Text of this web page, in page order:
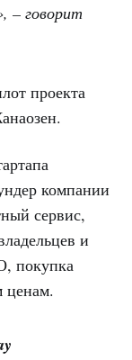
– говорит
проекта
компании
сервис,
и
покупка
ценам.